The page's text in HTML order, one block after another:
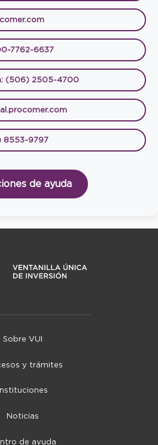
7762-6637
(506) 2505-4700
8553-9797
de ayuda
Sobre VUI
y trámites
Noticias
de ayuda